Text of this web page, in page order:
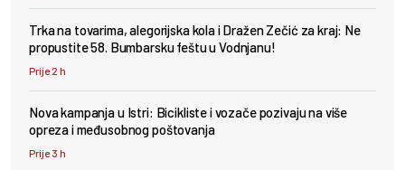
Trka na tovarima, alegorijska kola i Dražen Zečić za kraj: Ne
propustite 58. Bumbarsku feštu u Vodnjanu!
Prije 2 h
Nova kampanja u Istri: Bicikliste i vozače pozivaju na više
opreza i međusobnog poštovanja
Prije 3 h